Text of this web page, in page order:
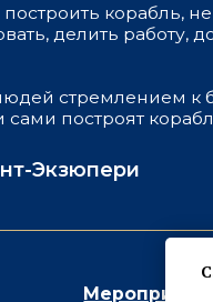
классы
конфиденциальности
за инсайтом